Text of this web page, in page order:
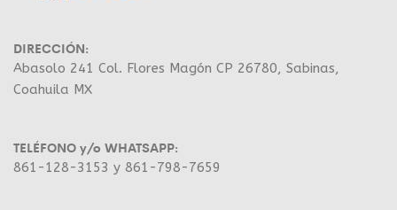
DIRECCIÓN:
Abasolo 241 Col. Flores Magón CP 26780, Sabinas,
Coahuila MX
TELÉFONO y/o WHATSAPP:
861-128-3153 y 861-798-7659